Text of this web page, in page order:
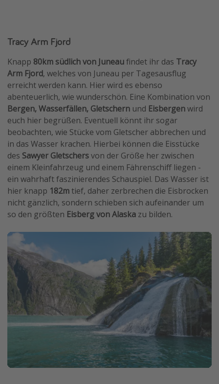
Tracy Arm Fjord
Knapp 80km südlich von Juneaufindet ihr das Tracy
Arm Fjord, welches von Juneau per Tagesausflug
erreicht werden kann. Hier wird es ebenso
abenteuerlich, wie wunderschön. Eine Kombination von
Bergen, Wasserfällen, Gletschern und Eisbergenwird
euch hier begrüßen. Eventuell könnt ihr sogar
beobachten, wie Stücke vom Gletscher abbrechen und
in das Wasser krachen. Hierbei können die Eisstücke
des Sawyer Gletschersvon der Größe her zwischen
einem Kleinfahrzeug und einem Fährenschiff liegen -
ein wahrhaft faszinierendes Schauspiel. Das Wasser ist
hier knapp 182m tief, daher zerbrechen die Eisbrocken
nicht gänzlich, sondern schieben sich aufeinander um
so den größten Eisberg von Alaska zu bilden.